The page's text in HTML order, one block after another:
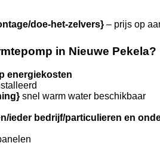
doe-het-zelvers} – prijs op
in Nieuwe Pekela?
energiekosten
snel warm water beschikbaar
ieder bedrijf/particulieren en